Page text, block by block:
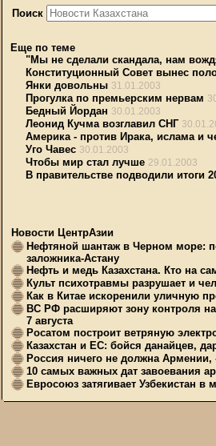
Поиск
Еще по теме
"Мы не сделали скандала, нам
Конституционный Совет вынес
Янки довольны 31.01.2003
Прогулка по премьерским нервам
Бедный Йордан 30.01.2003
Леонид Кучма возглавил СНГ
Америка - против Ирака, ислама и
Уго Чавес 30.01.2003
Чтобы мир стал лучше 29.01.2003
В правительстве подводили итоги
Новости ЦентрАзии
Нефтяной шантаж в Черном море:
заложника-Астану
Нефть и медь Казахстана. Кто на
Культ психотравмы разрушает и
Как в Китае искоренили уличную
ВС РФ расширяют зону контроля на
7 августа
Росатом построит ветряную
Казахстан и ЕС: бойся данайцев,
Россия ничего не должна Армении,
10 самых важных дат завоевания
Евросоюз затягивает Узбекистан